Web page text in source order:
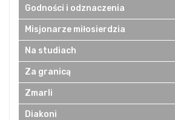
Godności i odznaczenia
Misjonarze miłosierdzia
Na studiach
Za granicą
Zmarli
Diakoni